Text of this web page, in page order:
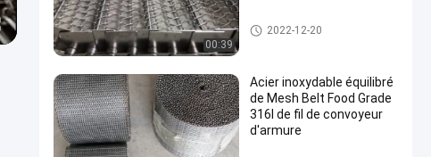
00:39
bande de conveyeur à chaînes
de maille
2022-12-20
Acier inoxydable équilibré
de Mesh Belt Food Grade
316l de fil de convoyeur
d'armure